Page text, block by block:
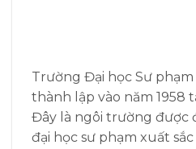
Trường Đại học Sư
thành lập vào năm 1958
Đây là ngôi trường được
đại học sư phạm xuất